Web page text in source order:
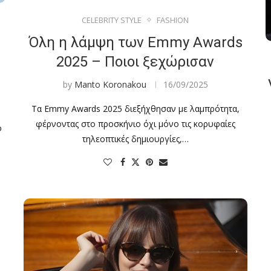
CELEBRITY STYLE FASHION
Όλη η λάμψη των Emmy Awards
2025 – Ποιοι ξεχώρισαν
by Manto Koronakou 16/09/2025
Τα Emmy Awards 2025 διεξήχθησαν με λαμπρότητα,
φέρνοντας στο προσκήνιο όχι μόνο τις κορυφαίες
τηλεοπτικές δημιουργίες,…